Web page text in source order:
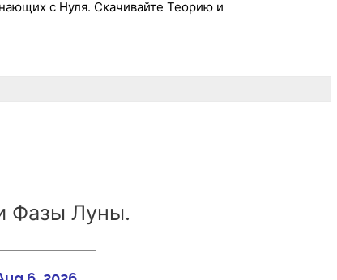
с Нуля. Скачивайте Теорию и
Фазы Луны.